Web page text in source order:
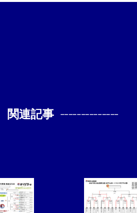
関連記事 --------------